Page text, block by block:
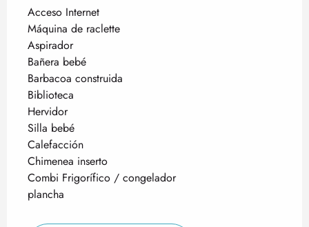
Acceso Internet
Máquina de raclette
Aspirador
Bañera bebé
Barbacoa construida
Biblioteca
Hervidor
Silla bebé
Calefacción
Chimenea inserto
Combi Frigorífico / congelador
plancha